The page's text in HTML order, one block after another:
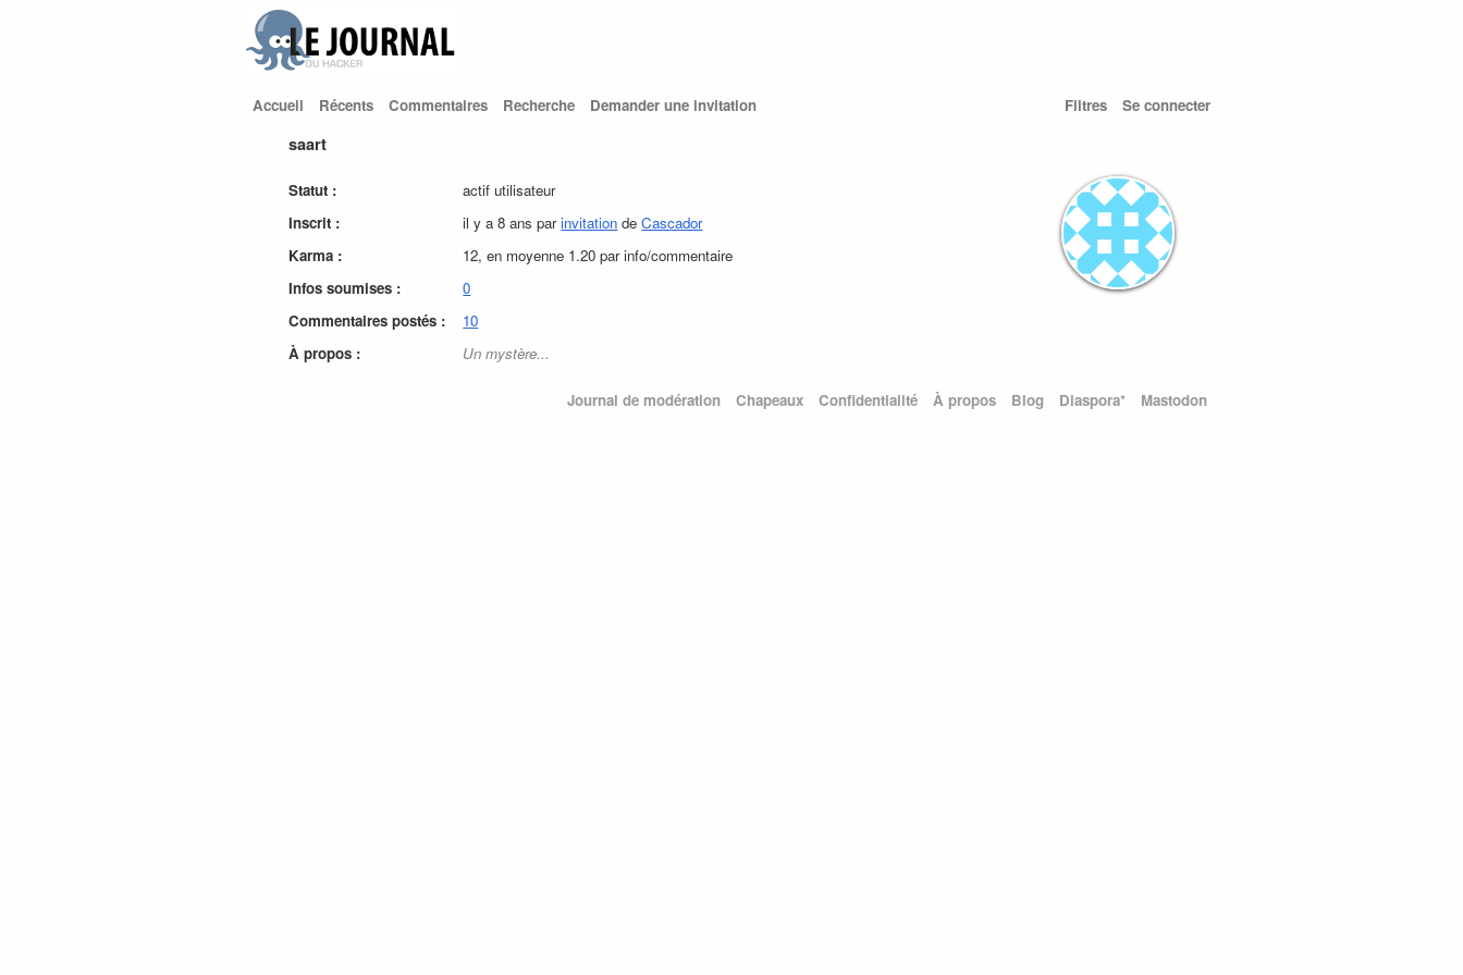
Accueil Récents Commentaires Recherche Demander une invitation Filtres Se connecter
saart
Statut :
actif utilisateur
Inscrit :
il y a 8 ans parinvitation deCascador
Karma :
12, en moyenne 1.20 par info/commentaire
Infos soumises :
0
Commentaires postés :
10
À propos :
Un mystère...
Journal de modération Chapeaux Confidentialité À propos Blog Diaspora* Mastodon